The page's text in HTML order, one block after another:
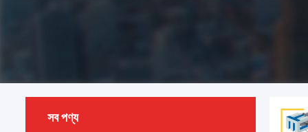
সব পণ্য